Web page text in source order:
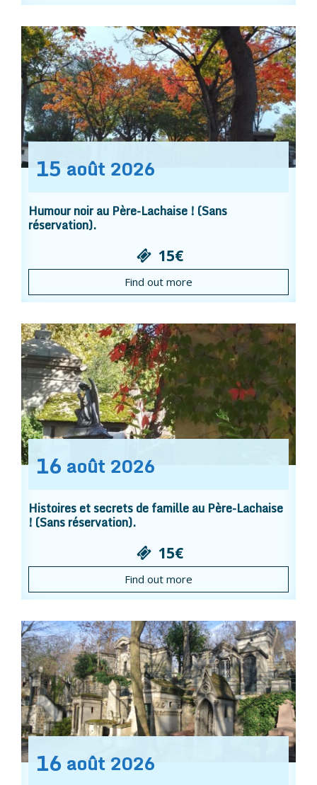
15 août 2026
Humour noir au Père-Lachaise ! (Sans
réservation).
15€
Find out more
16 août 2026
Histoires et secrets de famille au Père-Lachaise
! (Sans réservation).
15€
Find out more
16 août 2026